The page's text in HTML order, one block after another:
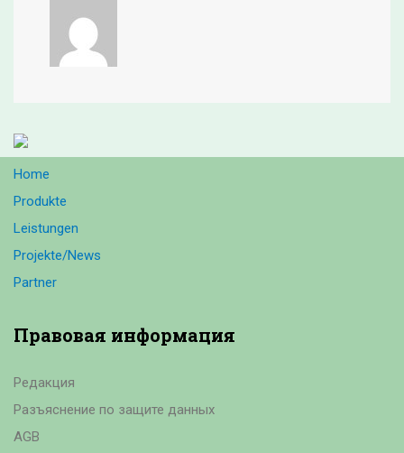
Home
Produkte
Leistungen
Projekte/News
Partner
Правовая информация
Редакция
Разъяснение по защите данных
AGB